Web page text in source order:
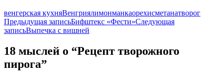
венгерская кухняВенгриялимонманкаорехисметанатворог
Навигация
по
записям
Предыдущая записьБифштекс «Фести»Следующая
записьВыпечка с вишней
18 мыслей о “Рецепт творожного
пирога”